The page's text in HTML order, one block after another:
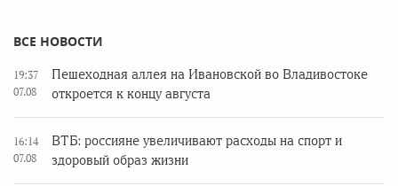
ВСЕ НОВОСТИ
19:37
07.08
Пешеходная аллея на Ивановской во Владивостоке
откроется к концу августа
16:14
07.08
ВТБ: россияне увеличивают расходы на спорт и
здоровый образ жизни